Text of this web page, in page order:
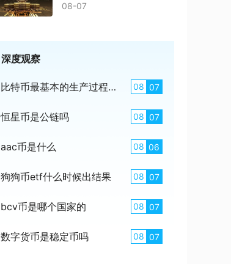
08-07
深度观察
比特币最基本的生产过程是什么 08 07
恒星币是公链吗 08 07
aac币是什么 08 06
狗狗币etf什么时候出结果 08 07
bcv币是哪个国家的 08 07
数字货币是稳定币吗 08 07